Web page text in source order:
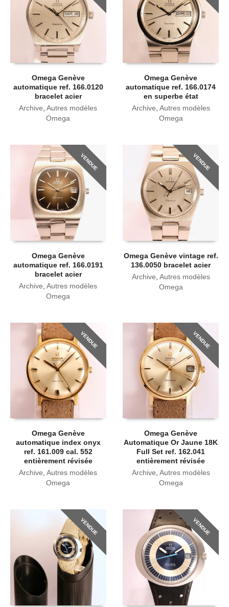
Omega Genève
automatique ref. 166.0120
bracelet acier
Archive,Autres modèles
Omega
Omega Genève
automatique ref. 166.0174
en superbe état
Archive, Autres modèles
Omega
VENDUE
Omega Genève
automatique ref. 166.0191
bracelet acier
Archive ,Autres modèles
Omega
VENDUE
Omega Genève vintage ref.
136.0050 bracelet acier
Archive Autres modèles
Omega
VENDUE
Omega Genève
automatique index onyx
ref. 161.009 cal. 552
entièrement révisée
Archive,Autres modèles
Omega
VENDUE
Omega Genève
Automatique Or Jaune 18K
Full Set ref. 162.041
entièrement révisée
Archive, Autres modèles
Omega
VENDUE VENDUE